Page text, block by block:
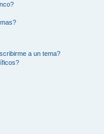
a un tema?